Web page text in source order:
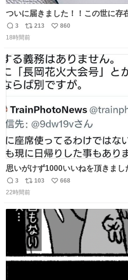
ついに届きました！！この世に存
ック・ホームズに「ワトソン」と
スタです！！！
返
信
3
リ
ポ
ト
数
213
い
数
860
18時間前
思いがけず1000いいねを頂きました。 旅は計画的に
たの旅は誰も保証してくれない。
ワガママを受け入れてくれると思
言え。 以上、乗り鉄の端くれの
返
信
3
リ
ポ
ト
数
103
い
数
668
22時間前